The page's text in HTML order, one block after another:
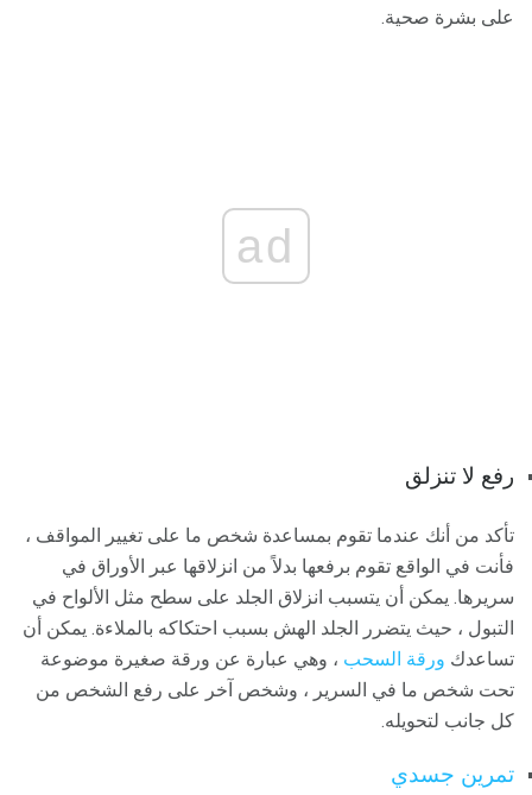
على بشرة صحية.
ad
رفع لا تنزلق
تأكد من أنك عندما تقوم بمساعدة شخص ما على تغيير المواقف ،
فأنت في الواقع تقوم برفعها بدلاً من انزلاقها عبر الأوراق في
سريرها. يمكن أن يتسبب انزلاق الجلد على سطح مثل الألواح في
التبول ، حيث يتضرر الجلد الهش بسبب احتكاكه بالملاءة. يمكن أن
تساعدك ورقة السحب ، وهي عبارة عن ورقة صغيرة موضوعة
تحت شخص ما في السرير ، وشخص آخر على رفع الشخص من
كل جانب لتحويله.
تمرين جسدي